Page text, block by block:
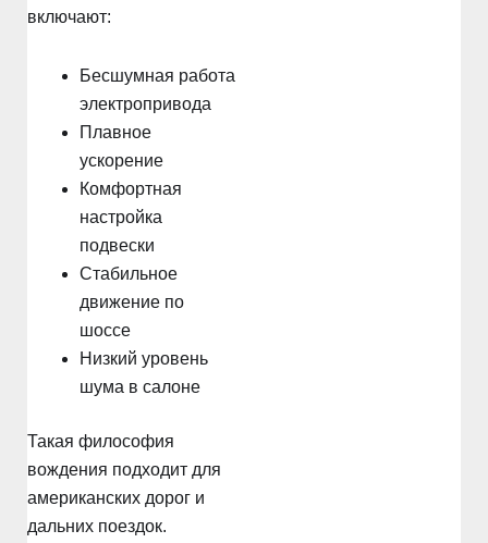
включают:
Бесшумная работа
электропривода
Плавное
ускорение
Комфортная
настройка
подвески
Стабильное
движение по
шоссе
Низкий уровень
шума в салоне
Такая философия
вождения подходит для
американских дорог и
дальних поездок.